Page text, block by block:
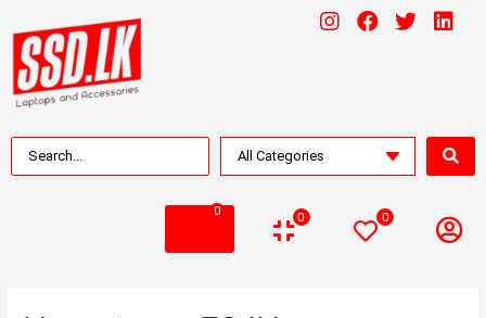
0 0 0